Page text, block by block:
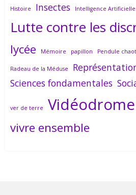
Histoire Insectes Intelligence Artificielle
Lutte contre les
lycée Mémoire papillon Pendule
Radeau de la Méduse
Sciences fondamentales
ver de terre
vivre ensemble